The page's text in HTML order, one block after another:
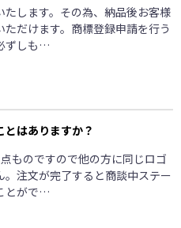
します。その為、納品後お客様
だけます。商標登録申請を行う
ずしも…
はありますか？
ものですので他の方に同じロゴ
注文が完了すると商談中ステー
とがで…